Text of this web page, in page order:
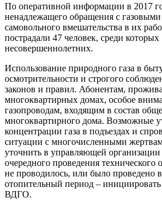
По оперативной информации в 2017
ненадлежащего обращения с
самовольного вмешательства в их
пострадали 47 человек, среди которых
несовершеннолетних.
Использование природного газа в
осмотрительности и строгого
законов и правил. Абонентам,
многоквартирных домах, особое
газопроводам, входящим в состав
многоквартирного дома. Возможные
концентрации газа в подъездах и
ситуации с многочисленными
уточнить в управляющей
очередного проведения технического
не проводилось, или было проведено
отопительный период –
ВДГО.